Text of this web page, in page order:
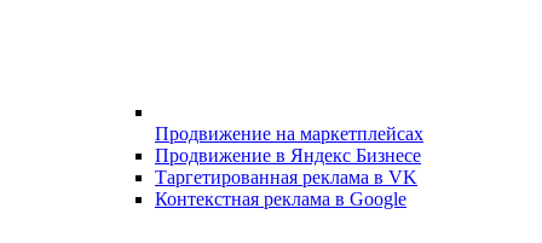
Продвижение на маркетплейсах
Продвижение в Яндекс Бизнесе
Таргетированная реклама в VK
Контекстная реклама в Google